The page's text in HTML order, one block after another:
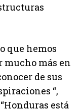
que hemos
mucho más en
de sus
“,
está